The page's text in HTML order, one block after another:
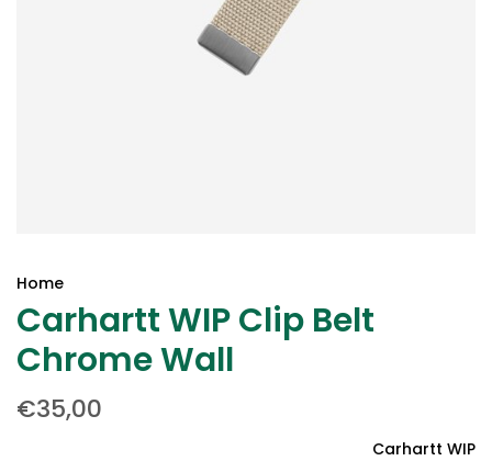
Home
Carhartt WIP Clip Belt
Chrome Wall
€35,00
Carhartt WIP